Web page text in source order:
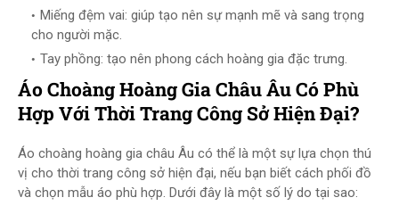
Miếng đệm vai: giúp tạo nên sự mạnh mẽ và sang trọng
cho người mặc.
Tay phồng: tạo nên phong cách hoàng gia đặc trưng.
Áo Choàng Hoàng Gia Châu Âu Có Phù
Hợp Với Thời Trang Công Sở Hiện Đại?
Áo choàng hoàng gia châu Âu có thể là một sự lựa chọn thú
vị cho thời trang công sở hiện đại, nếu bạn biết cách phối đồ
và chọn mẫu áo phù hợp. Dưới đây là một số lý do tại sao: